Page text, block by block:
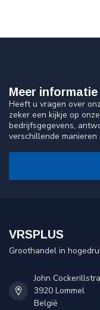
Meer informatie
Heeft u vragen over
zeker een kijkje op
bedrijfsgegevens,
verschillende manieren
VRSPLUS
Groothandel in
John
3920 Lommel
België